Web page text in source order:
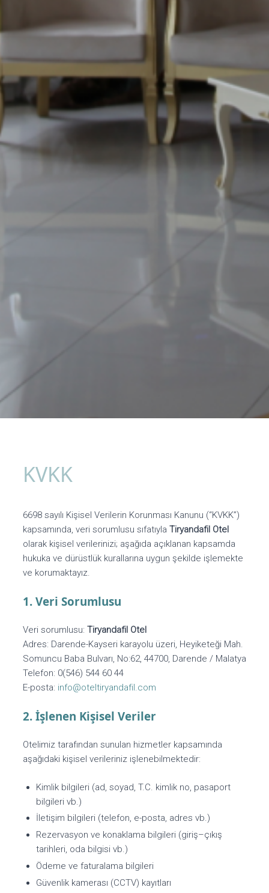
KVKK
6698 sayılı Kişisel Verilerin Korunması Kanunu (“KVKK”)
kapsamında, veri sorumlusu sıfatıyla Tiryandafil Otel
olarak kişisel verilerinizi; aşağıda açıklanan kapsamda
hukuka ve dürüstlük kurallarına uygun şekilde işlemekte
ve korumaktayız.
1. Veri Sorumlusu
Veri sorumlusu: Tiryandafil Otel
Adres: Darende-Kayseri karayolu üzeri, Heyiketeği Mah.
Somuncu Baba Bulvarı, No:62, 44700, Darende / Malatya
Telefon: 0(546) 544 60 44
E-posta: info@oteltiryandafil.com
2. İşlenen Kişisel Veriler
Otelimiz tarafından sunulan hizmetler kapsamında
aşağıdaki kişisel verileriniz işlenebilmektedir:
Kimlik bilgileri (ad, soyad, T.C. kimlik no, pasaport
bilgileri vb.)
İletişim bilgileri (telefon, e-posta, adres vb.)
Rezervasyon ve konaklama bilgileri (giriş–çıkış
tarihleri, oda bilgisi vb.)
Ödeme ve faturalama bilgileri
Güvenlik kamerası (CCTV) kayıtları